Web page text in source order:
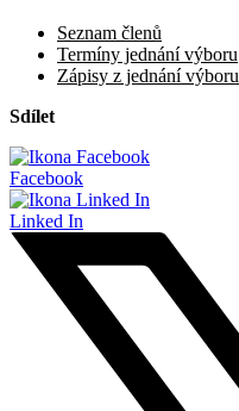
Seznam členů
Termíny jednání výboru
Zápisy z jednání výboru
Sdílet
Facebook
Linked In